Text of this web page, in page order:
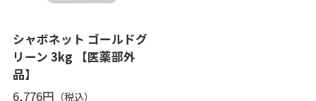
シャボネット ゴールドグ
リーン 3kg 【医薬部外
品】
6,776円